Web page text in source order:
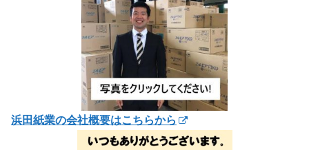
浜田紙業の会社概要はこちらから